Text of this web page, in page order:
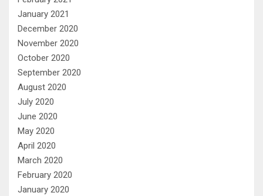
January 2021
December 2020
November 2020
October 2020
September 2020
August 2020
July 2020
June 2020
May 2020
April 2020
March 2020
February 2020
January 2020